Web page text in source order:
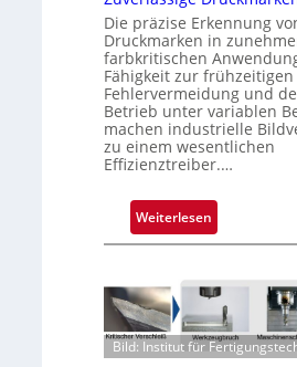
Die präzise Erkennung
Druckmarken in
farbkritischen
Fähigkeit zur frühzeitigen
Fehlervermeidung und
Betrieb unter variablen
machen industrielle
zu einem wesentlichen
Effizienztreiber.…
Weiterlesen
Z
v
r
l
Bild: Institut für